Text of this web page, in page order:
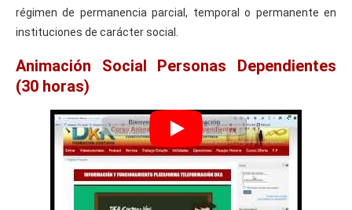
régimen de permanencia parcial, temporal o permanente en
instituciones de carácter social.
Animación Social Personas Dependientes
(30 horas)